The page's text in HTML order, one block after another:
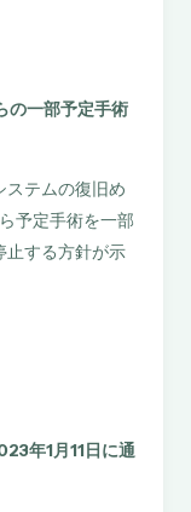
の一部予定手術
ステムの復旧め
予定手術を一部
止する方針が示
年1月11日に通